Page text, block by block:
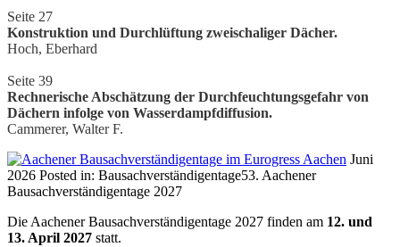
Seite 27
Konstruktion und Durchlüftung zweischaliger Dächer.
Hoch, Eberhard
Seite 39
Rechnerische Abschätzung der Durchfeuchtungsgefahr von
Dächern infolge von Wasserdampfdiffusion.
Cammerer, Walter F.
Juni
2026 Posted in: Bausachverständigentage53. Aachener
Bausachverständigentage 2027
Die Aachener Bausachverständigentage 2027 finden am 12. und
13. April 2027 statt.